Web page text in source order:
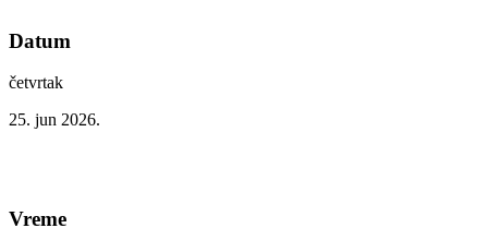
Datum
četvrtak
25. jun 2026.
Vreme